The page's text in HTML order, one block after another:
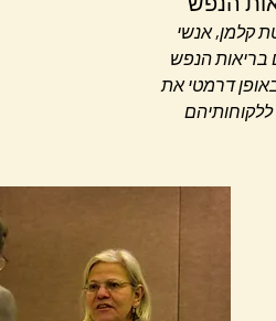
קלמן, אנשי
בריאות הנפש
דרמטי את